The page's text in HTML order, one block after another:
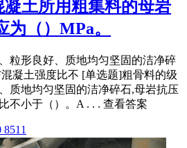
凝土所用粗集料的母岩
为（）MPa。
粒形良好、质地均匀坚固的洁净碎
凝土强度比不 [单选题]粗骨料的级
质地均匀坚固的洁净碎石,母岩抗压
不小于（）。A . . . 查看答案